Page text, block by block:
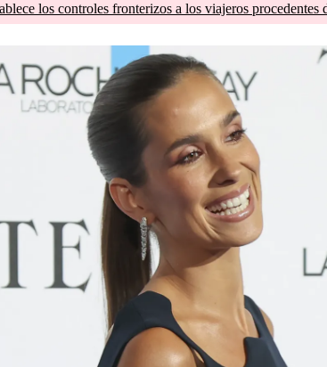
los controles fronterizos a los viajeros procedentes